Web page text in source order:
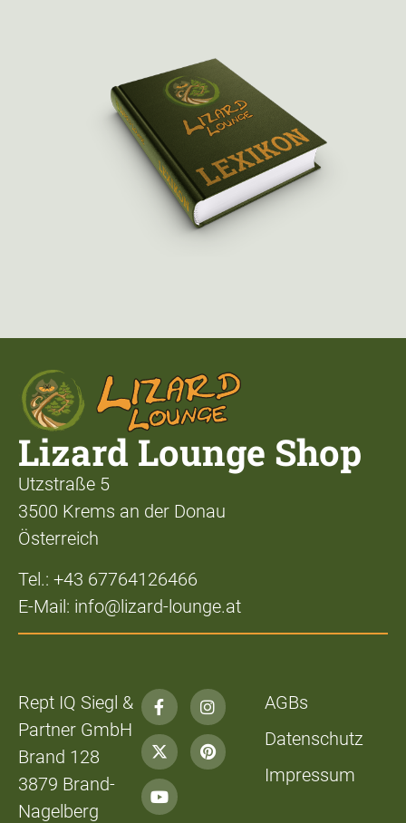
Lizard Lounge Shop
Utzstraße 5
3500 Krems an der Donau
Österreich
Tel.: +43 67764126466
E-Mail: info@lizard-lounge.at
Rept IQ Siegl &
Partner GmbH
Brand 128
3879 Brand-
Nagelberg
AGBs
Datenschutz
Impressum